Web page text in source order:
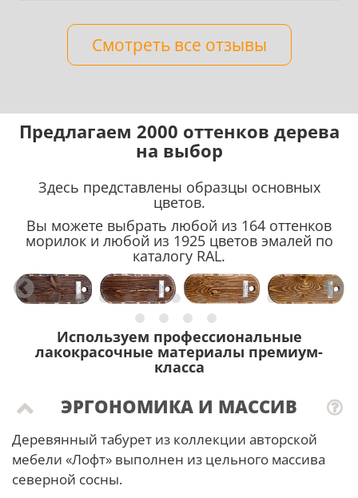
Смотреть все отзывы
Предлагаем 2000 оттенков дерева
на выбор
Здесь представлены образцы основных
цветов.
Вы можете выбрать любой из 164 оттенков
морилок и любой из 1925 цветов эмалей по
каталогу RAL.
Используем профессиональные
лакокрасочные материалы премиум-
класса
ЭРГОНОМИКА И МАССИВ
Деревянный табурет из коллекции авторской
мебели «Лофт» выполнен из цельного массива
северной сосны.